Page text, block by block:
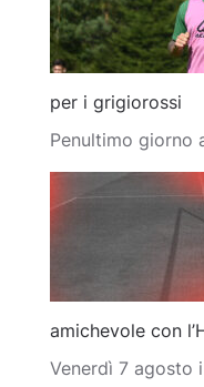
per i grigiorossi
Penultimo giorno
amichevole con
Venerdì 7 agosto